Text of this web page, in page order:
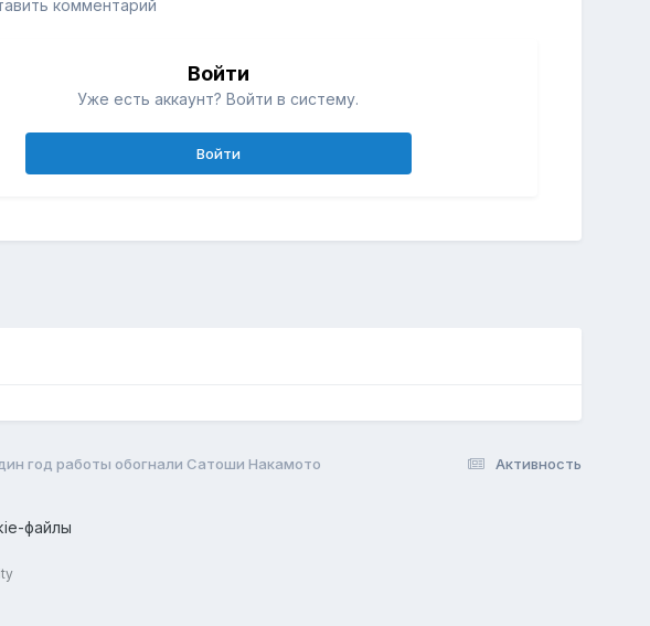
комментарий
Войти
Уже есть аккаунт? Войти в систему.
Войти
Активность
год работы обогнали Сатоши Накамото
файлы